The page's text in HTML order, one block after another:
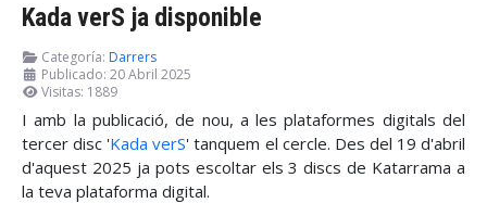
Kada verS ja disponible
Categoría: Darrers
Publicado: 20 Abril 2025
Visitas: 1889
I amb la publicació, de nou, a les plataformes digitals del
tercer disc 'Kada verS' tanquem el cercle. Des del 19 d'abril
d'aquest 2025 ja pots escoltar els 3 discs de Katarrama a
la teva plataforma digital.